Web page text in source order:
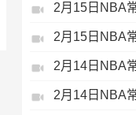
2月15日NBA
2月15日NBA
2月14日NBA